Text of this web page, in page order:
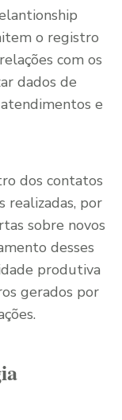
o registro
com os
dados de
e
dos contatos
realizadas, por
sobre novos
desses
produtiva
gerados por